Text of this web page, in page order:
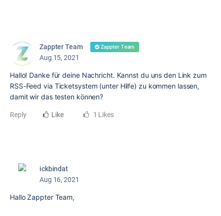
Zappter Team Zappter Team
Aug 15, 2021
Hallo! Danke für deine Nachricht. Kannst du uns den Link zum
RSS-Feed via Ticketsystem (unter Hilfe) zu kommen lassen,
damit wir das testen können?
Reply Like 1 Likes
ickbindat
Aug 16, 2021
Hallo Zappter Team,